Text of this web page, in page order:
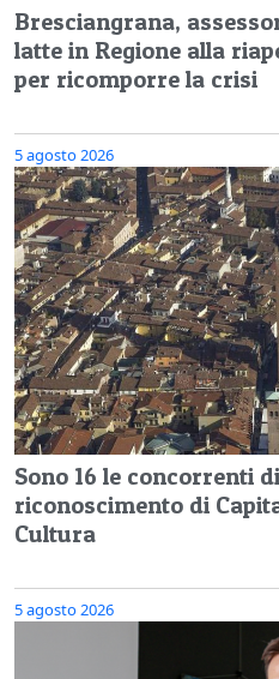
Bresciangrana,
latte in Regione alla
per ricomporre la crisi
5 agosto 2026
Sono 16 le concorrenti
riconoscimento di
Cultura
5 agosto 2026